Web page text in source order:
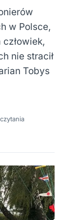
w Polsce,
nie stracił
Tobys